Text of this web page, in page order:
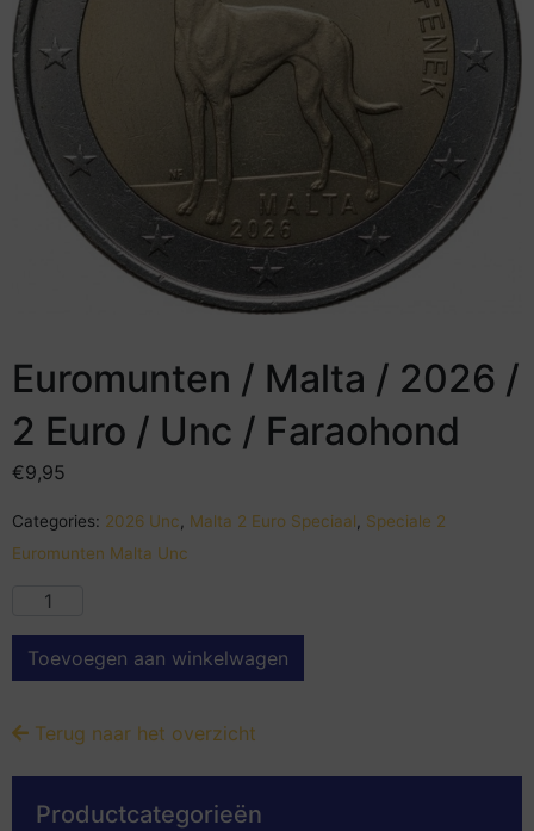
Euromunten / Malta / 2026 /
2 Euro / Unc / Faraohond
€9,95
Categories: 2026 Unc Malta 2 Euro Speciaal
Speciale 2
Euromunten Malta Unc
Toevoegen aan winkelwagen
Terug naar het overzicht
Productcategorieën